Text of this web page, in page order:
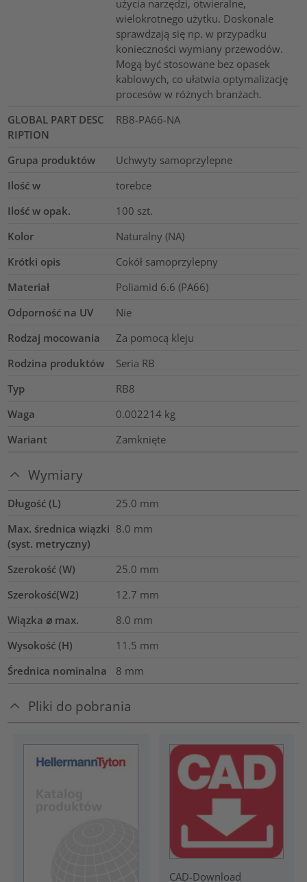
użycia narzędzi, otwieralne,
wielokrotnego użytku. Doskonale
sprawdzają się np. w przypadku
konieczności wymiany przewodów.
Mogą być stosowane bez opasek
kablowych, co ułatwia optymalizację
procesów w różnych branżach.
GLOBAL PART DESC
RIPTION
RB8-PA66-NA
Grupa produktów
Uchwyty samoprzylepne
Ilość w
torebce
Ilość w opak.
100 szt.
Kolor
Naturalny (NA)
Krótki opis
Cokół samoprzylepny
Materiał
Poliamid 6.6 (PA66)
Odporność na UV
Nie
Rodzaj mocowania
Za pomocą kleju
Rodzina produktów
Seria RB
Typ
RB8
Waga
0.002214 kg
Wariant
Zamknięte
Wymiary
Długość (L) 25.0 mm
Max. średnica wiązki
(syst. metryczny)
8.0 mm
Szerokość (W) 25.0 mm
Szerokość(W2)
12.7 mm
Wiązka ⌀ max.
8.0 mm
Wysokość (H)
11.5 mm
Średnica nominalna
8 mm
Pliki do pobrania
CAD-Download